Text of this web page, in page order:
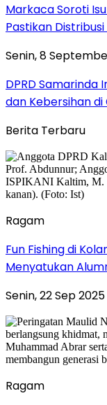
Markaca Soroti
Pastikan
Senin, 8
DPRD
dan Kebersihan di
Berita Terbaru
Ragam
Fun Fishing di
Menyatukan
Senin, 22 Sep
Ragam